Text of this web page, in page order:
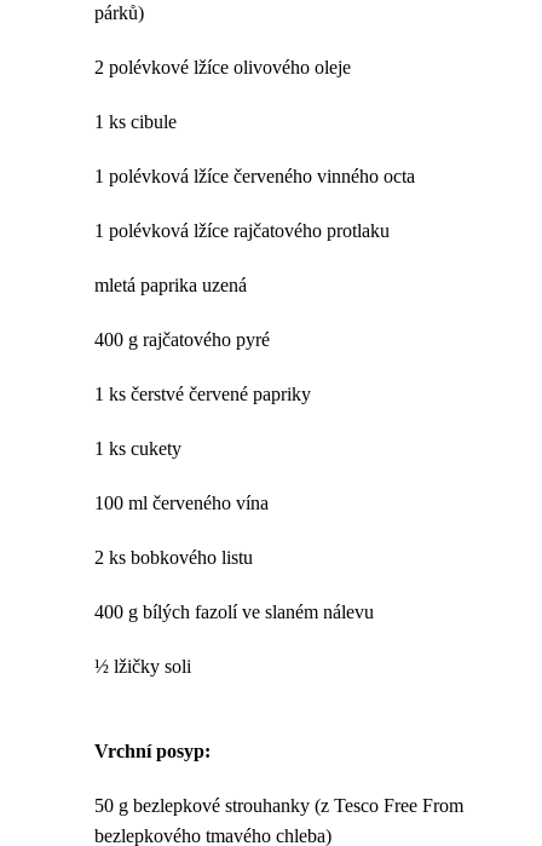
párků)
2 polévkové lžíce olivového oleje
1 ks cibule
1 polévková lžíce červeného vinného octa
1 polévková lžíce rajčatového protlaku
mletá paprika uzená
400 g rajčatového pyré
1 ks čerstvé červené papriky
1 ks cukety
100 ml červeného vína
2 ks bobkového listu
400 g bílých fazolí ve slaném nálevu
½ lžičky soli
Vrchní posyp:
50 g bezlepkové strouhanky (z Tesco Free From
bezlepkového tmavého chleba)